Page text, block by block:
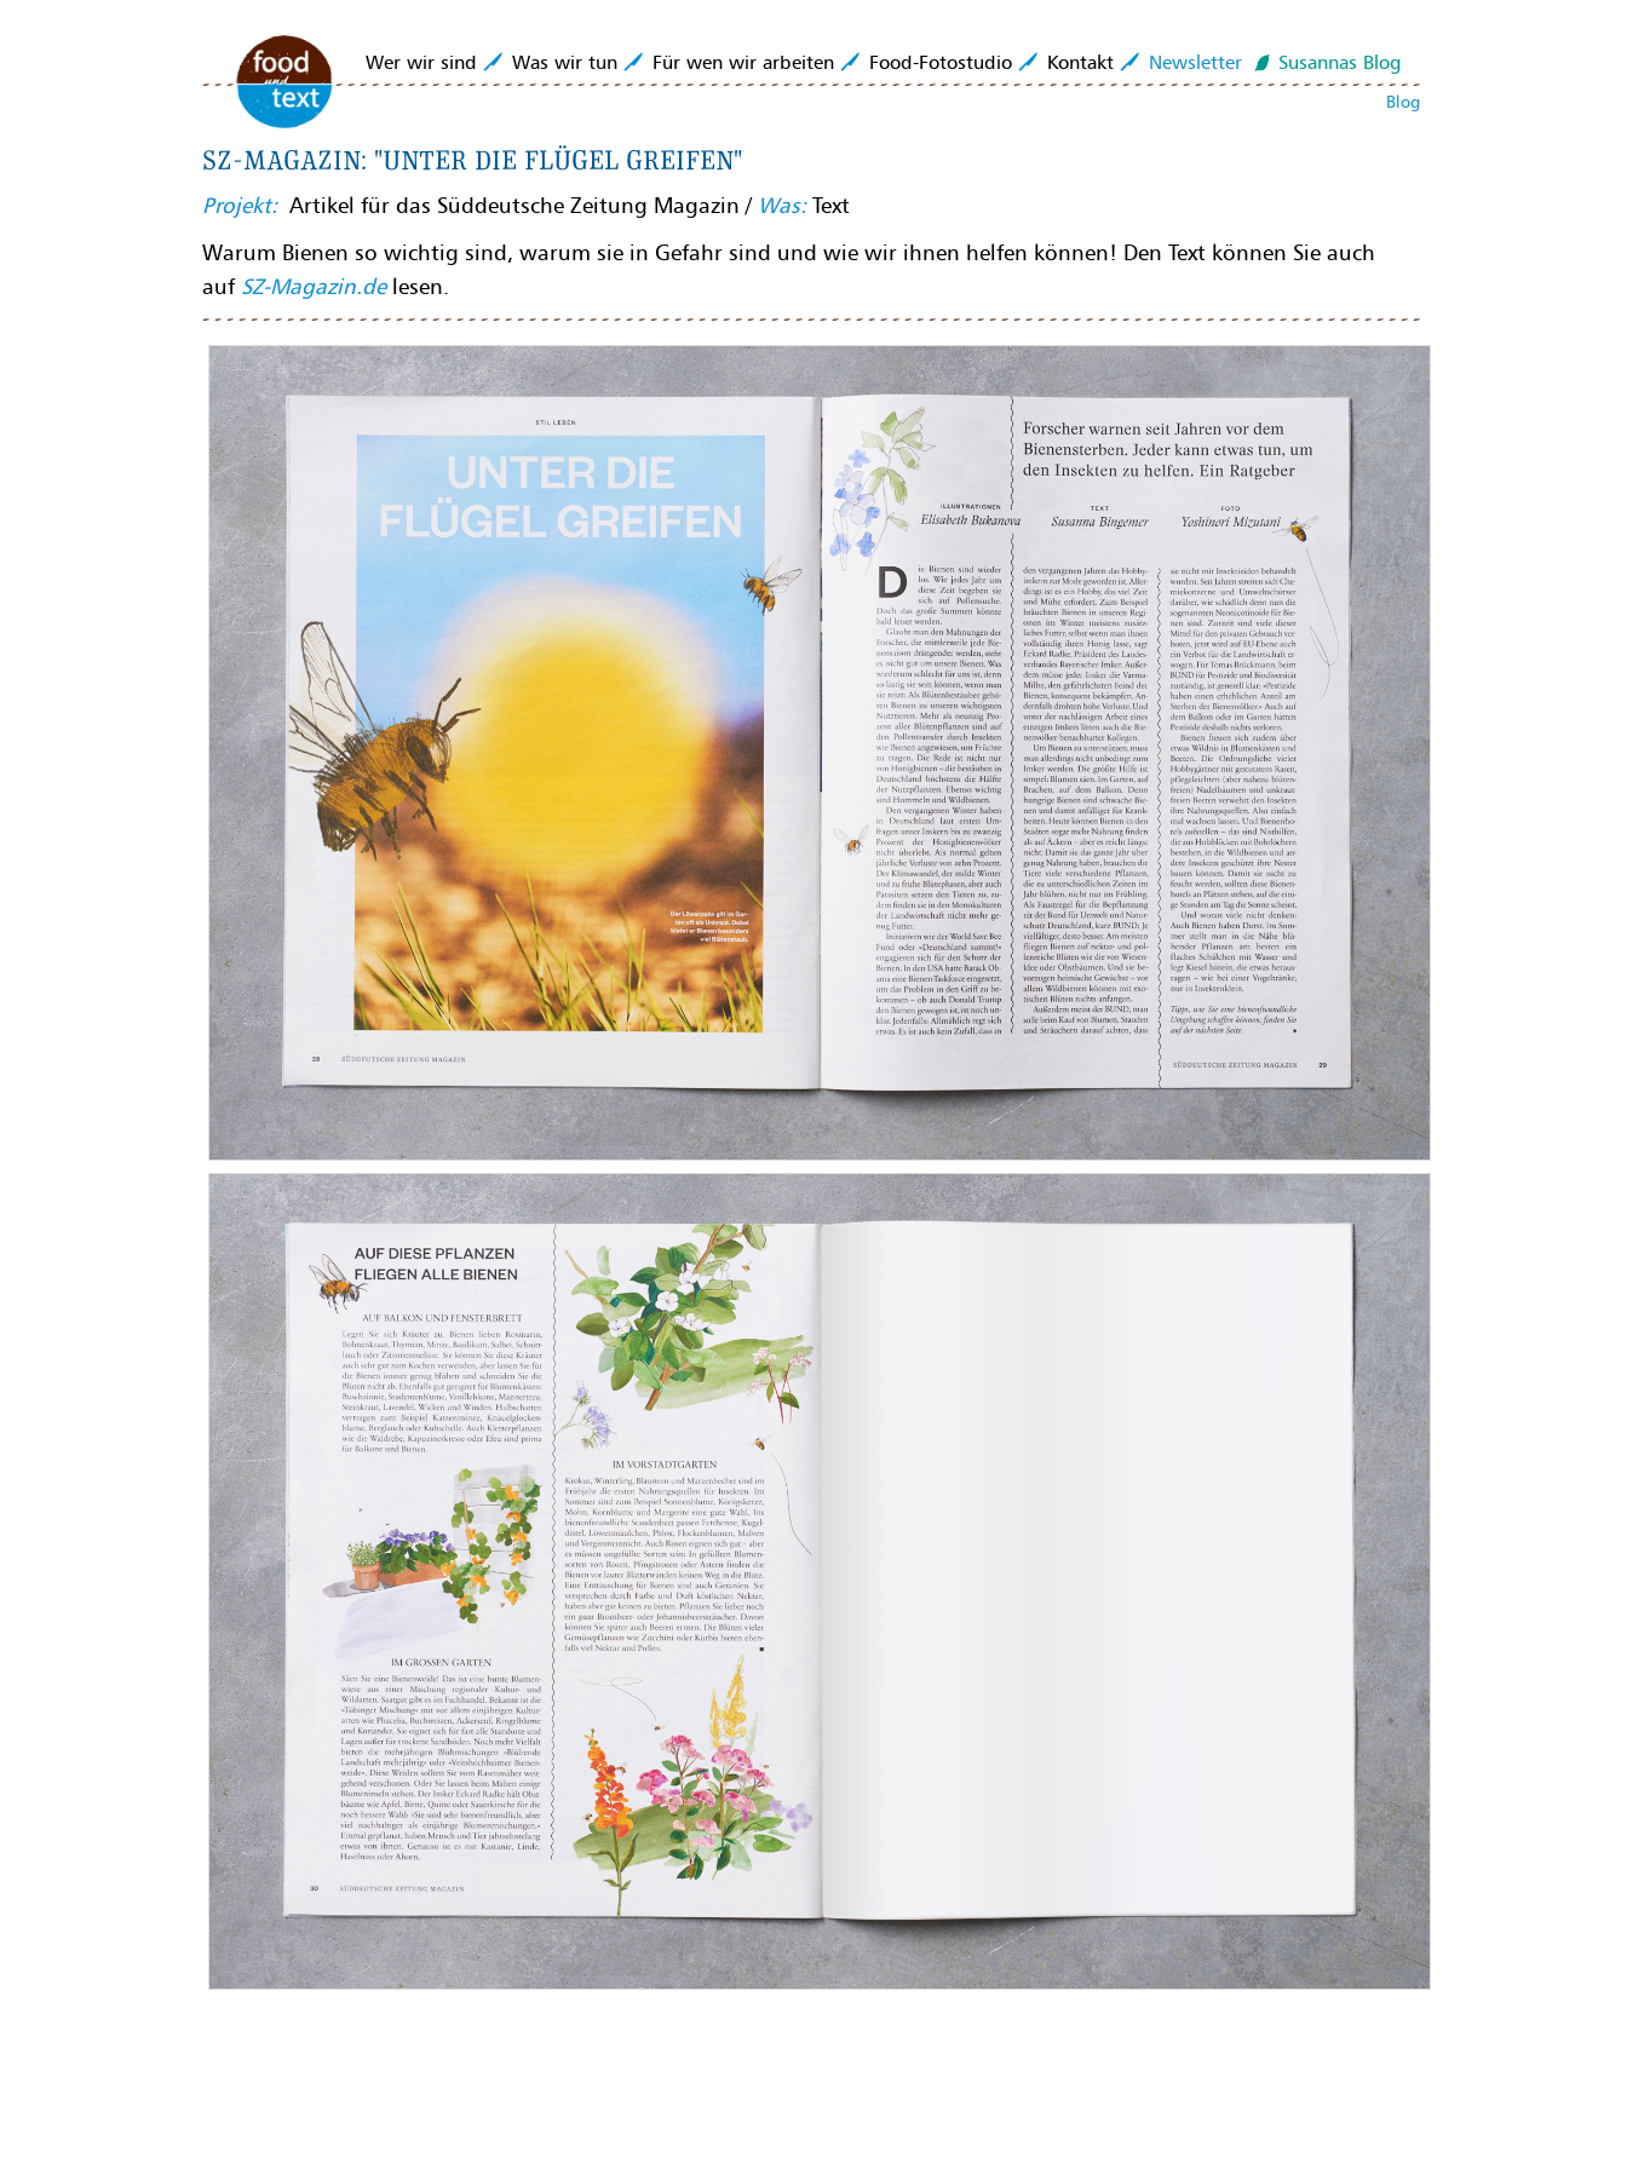
Foodtexte, Foodfotografie, Foodvideo und Foodanimation, München
– foodundtext
Erstklassige Foodtexte, Foodfotos und -videos, die den Appetit anregen, Emotionen erzeugen und Deine
Verkaufszahlen ankurbeln. Professionelle Rezeptentwicklung und Foodstyling mit eigenem Foodstudio und
Versuchsküche.
Primary
Menu
content
Wer wir sind Was wir tun Für wen wir arbeiten Food-Fotostudio Kontakt Newsletter Susannas Blog
Blog
SZ-Magazin: "Unter die Flügel greifen"
Projekt:Artikel für das Süddeutsche Zeitung Magazin / Was:Text
Warum Bienen so wichtig sind, warum sie in Gefahr sind und wie wir ihnen helfen können! Den Text können Sie auch
auf SZ-Magazin.delesen.